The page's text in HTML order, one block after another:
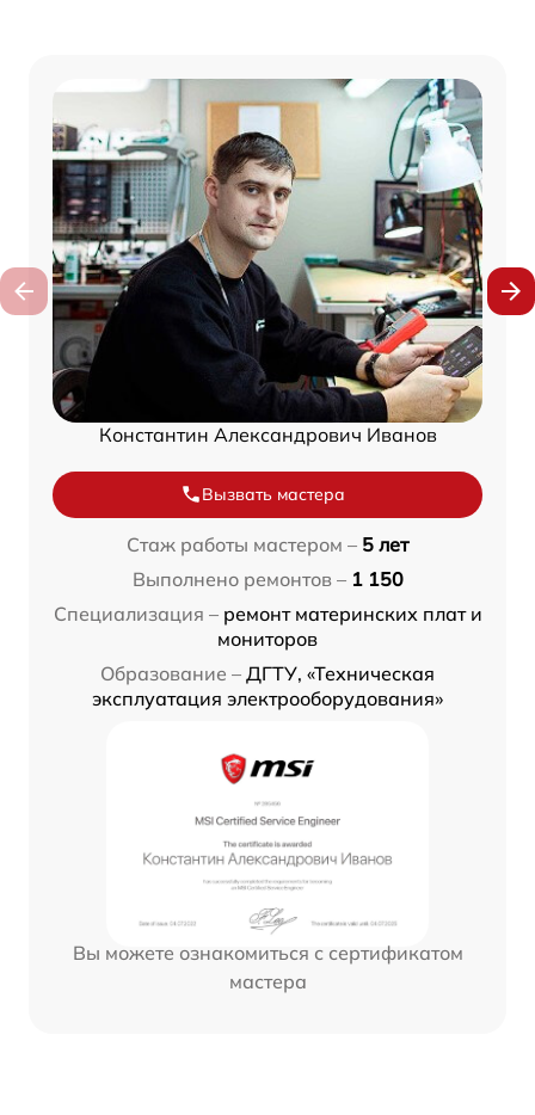
Константин Александрович Иванов
Вызвать мастера
Стаж работы мастером – 5 лет
Выполнено ремонтов – 1 150
Специализация – ремонт материнских плат и
мониторов
Образование – ДГТУ, «Техническая
эксплуатация электрооборудования»
Вы можете ознакомиться с сертификатом
мастера